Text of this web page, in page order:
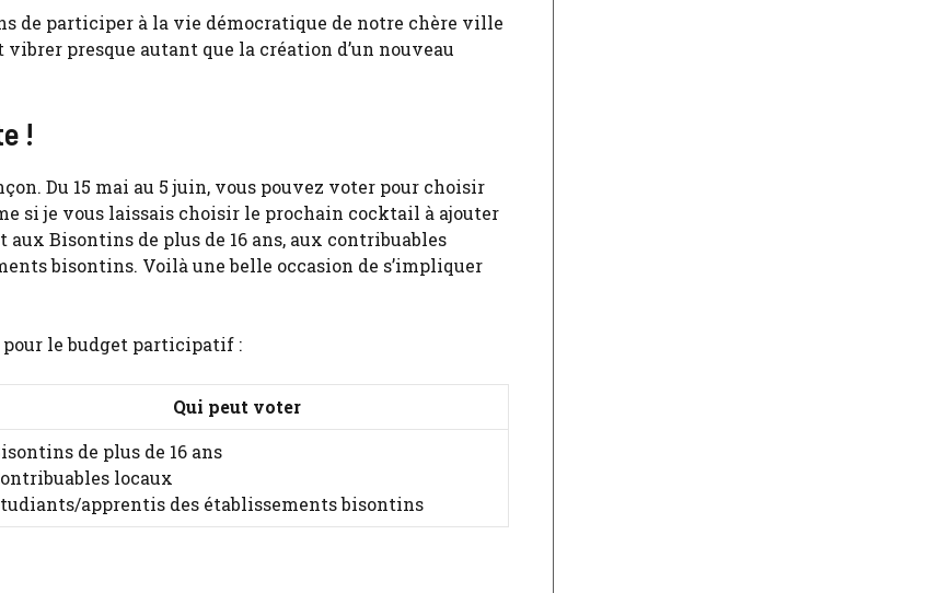
de participer à la vie démocratique de notre chère ville
presque autant que la création d’un nouveau
!
Du 15 mai au 5 juin, vous pouvez voter pour choisir
si je vous laissais choisir le prochain cocktail à ajouter
Bisontins de plus de 16 ans, aux contribuables
bisontins. Voilà une belle occasion de s’impliquer
le budget participatif :
Qui peut voter
de plus de 16 ans
locaux
apprentis des établissements bisontins